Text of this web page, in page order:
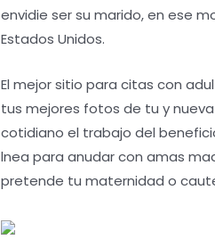
envidie ser su marido, en ese
Estados Unidos.
El mejor sitio para citas con
tus mejores fotos de tu y
cotidiano el trabajo del
lnea para anudar con amas
pretende tu maternidad o